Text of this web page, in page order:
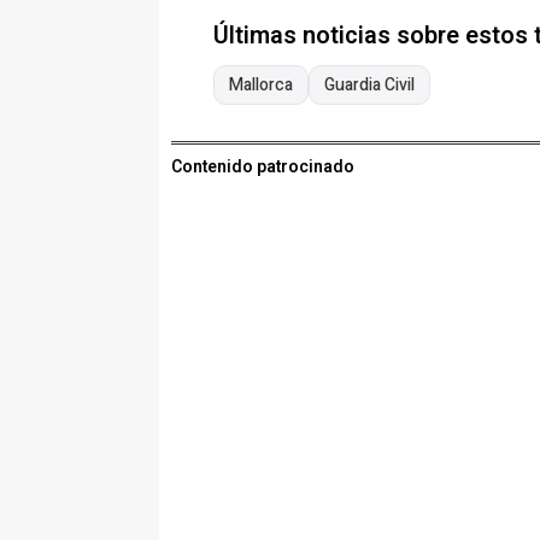
Últimas noticias sobre estos
Mallorca Guardia Civil
Contenido patrocinado